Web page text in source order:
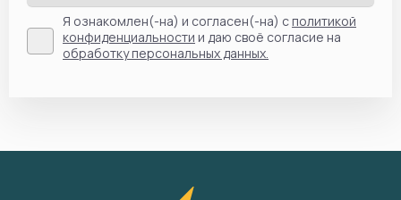
Я ознакомлен(-на) и согласен(-на) сполитикой
конфиденциальности и даю своё согласие на
обработку персональных данных.